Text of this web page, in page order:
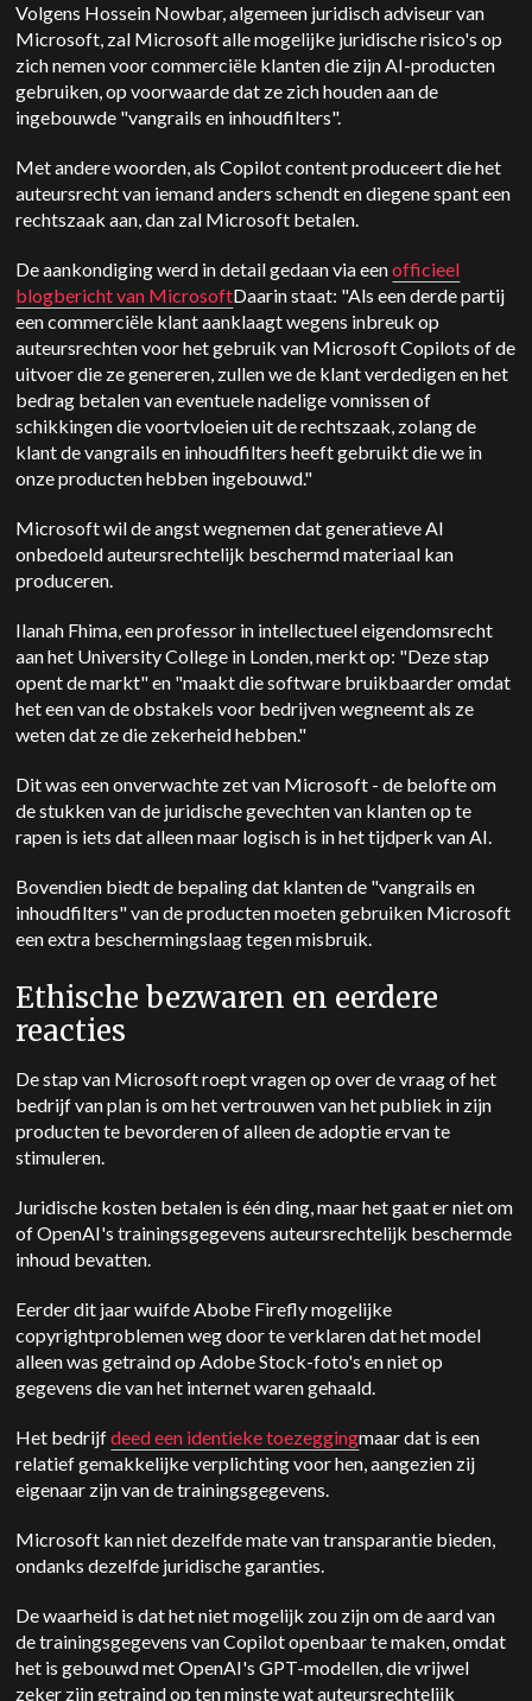
Volgens Hossein Nowbar, algemeen juridisch adviseur van
Microsoft, zal Microsoft alle mogelijke juridische risico's op
zich nemen voor commerciële klanten die zijn AI-producten
gebruiken, op voorwaarde dat ze zich houden aan de
ingebouwde "vangrails en inhoudfilters".
Met andere woorden, als Copilot content produceert die het
auteursrecht van iemand anders schendt en diegene spant een
rechtszaak aan, dan zal Microsoft betalen.
De aankondiging werd in detail gedaan via eenofficieel
blogbericht van MicrosoftDaarin staat: "Als een derde partij
een commerciële klant aanklaagt wegens inbreuk op
auteursrechten voor het gebruik van Microsoft Copilots of de
uitvoer die ze genereren, zullen we de klant verdedigen en het
bedrag betalen van eventuele nadelige vonnissen of
schikkingen die voortvloeien uit de rechtszaak, zolang de
klant de vangrails en inhoudfilters heeft gebruikt die we in
onze producten hebben ingebouwd."
Microsoft wil de angst wegnemen dat generatieve AI
onbedoeld auteursrechtelijk beschermd materiaal kan
produceren.
Ilanah Fhima, een professor in intellectueel eigendomsrecht
aan het University College in Londen, merkt op: "Deze stap
opent de markt" en "maakt die software bruikbaarder omdat
het een van de obstakels voor bedrijven wegneemt als ze
weten dat ze die zekerheid hebben."
Dit was een onverwachte zet van Microsoft - de belofte om
de stukken van de juridische gevechten van klanten op te
rapen is iets dat alleen maar logisch is in het tijdperk van AI.
Bovendien biedt de bepaling dat klanten de "vangrails en
inhoudfilters" van de producten moeten gebruiken Microsoft
een extra beschermingslaag tegen misbruik.
Ethische bezwaren en eerdere
reacties
De stap van Microsoftroept vragen op over de vraag of het
bedrijf van plan is om het vertrouwen van het publiek in zijn
producten te bevorderen of alleen de adoptie ervan te
stimuleren.
Juridische kosten betalen is één ding, maar het gaat er niet om
of OpenAI's trainingsgegevens auteursrechtelijk beschermde
inhoud bevatten.
Eerder dit jaar wuifde Abobe Firefly mogelijke
copyrightproblemen weg door te verklaren dat het model
alleen was getraind op Adobe Stock-foto's en niet op
gegevens die van het internet waren gehaald.
Het bedrijfdeed een identieke toezeggingmaar dat is een
relatief gemakkelijke verplichting voor hen, aangezien zij
eigenaar zijn van de trainingsgegevens.
Microsoft kan niet dezelfde mate van transparantie bieden,
ondanks dezelfde juridische garanties.
De waarheid is dat het niet mogelijk zou zijn om de aard van
de trainingsgegevens van Copilot openbaar te maken, omdat
het is gebouwd met OpenAI's GPT-modellen, die vrijwel
zeker zijn getraind op ten minste wat auteursrechtelijk